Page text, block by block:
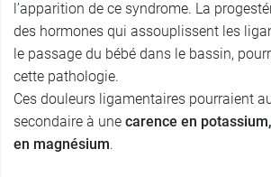
l’apparition de ce syndrome. La
des hormones qui assouplissent les
le passage du bébé dans le bassin,
cette pathologie.
Ces douleurs ligamentaires pourraient
secondaire à une carence en
en magnésium.